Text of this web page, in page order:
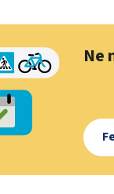
Ne